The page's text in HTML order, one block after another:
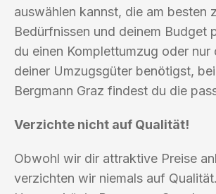
auswählen kannst, die am besten
Bedürfnissen und deinem Budget
du einen Komplettumzug oder nur
deiner Umzugsgüter benötigst,
Bergmann Graz findest du die
Verzichte nicht auf Qualität!
Obwohl wir dir attraktive Preise
verzichten wir niemals auf